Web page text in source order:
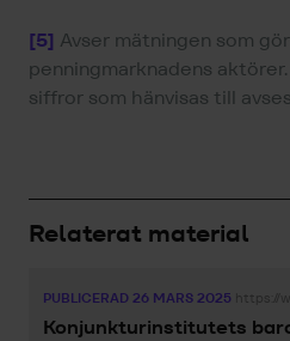
[5] Avser mätningen som
penningmarknadens
siffror som hänvisas till
Relaterat material
PUBLICERAD 26 MARS 2025 https://
Konjunkturinstitutets